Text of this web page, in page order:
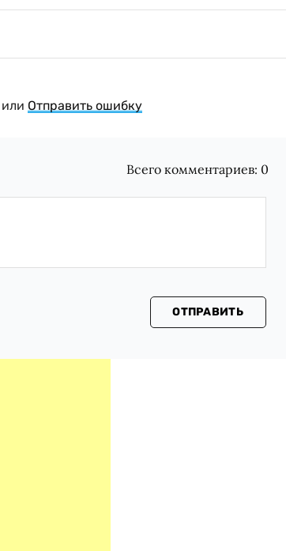
Отправить ошибку
Всего комментариев: 0
ОТПРАВИТЬ